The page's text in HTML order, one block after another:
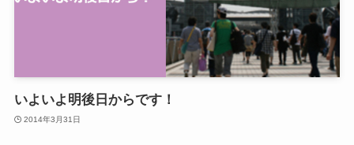
いよいよ明後日からです！
2014年3月31日